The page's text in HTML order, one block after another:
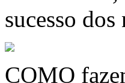
sucesso
COMO